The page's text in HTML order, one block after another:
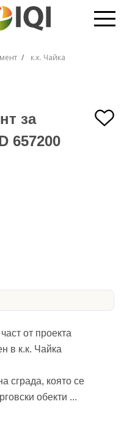
к.к. Чайка
за
657200
от проекта
в к.к. Чайка
сграда, която се
обекти ...